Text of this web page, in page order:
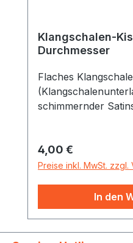
Klangschalen-
Durchmesser
Flaches
schimmernder
violett) Dieses
Regel als
platziert werden.
dass die
dennoch gut
Regulärer Preis:
4,00 €
Preise inkl. MwSt. zzgl.
In den